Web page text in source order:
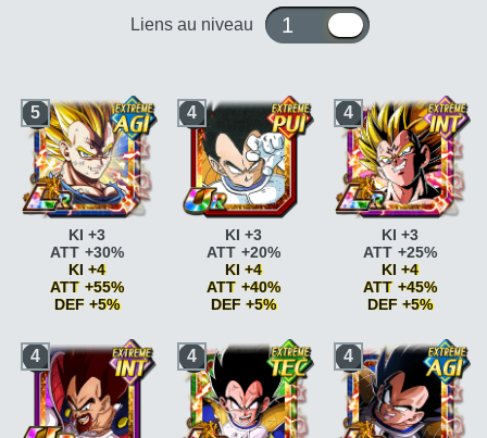
Liens au niveau 1 ou 10
5
Fierté saiyan
ATT
+15%
Fierté saiyanATT
+20%
Race saiyanATT
+5%
KI +3
ATT +30%
KI +4
ATT +55%
DEF +5%
4
Fierté saiyan
ATT
+15%
Fierté saiyanATT
+20%
Race saiyanATT
+5%
KI +3
ATT +20%
KI +4
ATT +40%
DEF +5%
4
Fierté saiyan
ATT
+15%
Fierté saiyanATT
+20%
Briser la limite KI +2
Briser la limiteKI +2
KI +3
ATT +25%
KI +4
ATT +45%
DEF +5%
4 4 4